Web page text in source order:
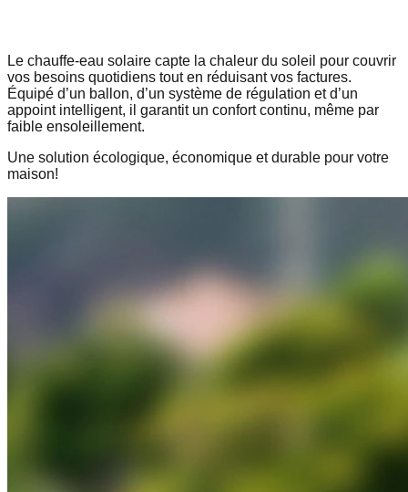
Le chauffe-eau solaire capte la chaleur du soleil pour couvrir
vos besoins quotidiens touten réduisant vos factures.
Équipé d’un ballon, d’un système de régulation et d’un
appoint intelligent, il garantit un confort continu, même par
faible ensoleillement.
Une solution écologique, économique et durable pour votre
maison!